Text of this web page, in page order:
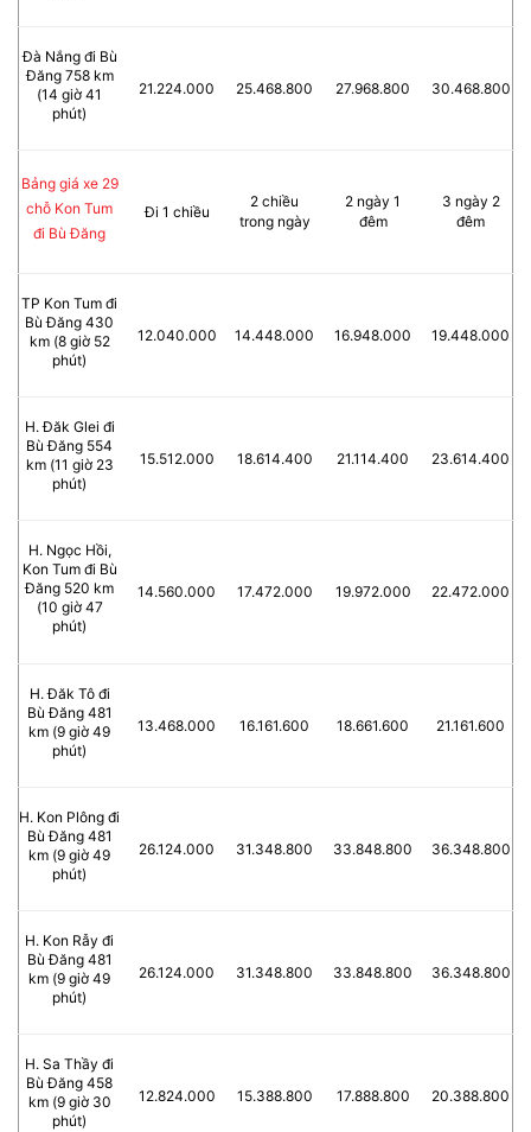
Đà Nắng đi Bù
Đăng 758 km
(14 giờ 41
phút)
21.224.000 25.468.800 27.968.800 30.468.800
Bảng giá xe 29
chỗ Kon Tum
đi Bù Đăng
Đi 1 chiều
2 chiều
trong ngày
2 ngày 1
đêm
3 ngày 2
đêm
TP Kon Tum đi
Bù Đăng 430
km (8 giờ 52
phút)
12.040.000 14.448.000 16.948.000 19.448.000
H. Đăk Glei đi
Bù Đăng 554
km (11 giờ 23
phút)
15.512.000 18.614.400 21.114.400 23.614.400
H. Ngọc Hồi,
Kon Tum đi Bù
Đăng 520 km
(10 giờ 47
phút)
14.560.000 17.472.000 19.972.000 22.472.000
H. Đăk Tô đi
Bù Đăng 481
km (9 giờ 49
phút)
13.468.000 16.161.600 18.661.600 21.161.600
H. Kon Plông đi
Bù Đăng 481
km (9 giờ 49
phút)
26.124.000 31.348.800 33.848.800 36.348.800
H. Kon Rẫy đi
Bù Đăng 481
km (9 giờ 49
phút)
26.124.000 31.348.800 33.848.800 36.348.800
H. Sa Thầy đi
Bù Đăng 458
km (9 giờ 30
phút)
12.824.000 15.388.800 17.888.800 20.388.800